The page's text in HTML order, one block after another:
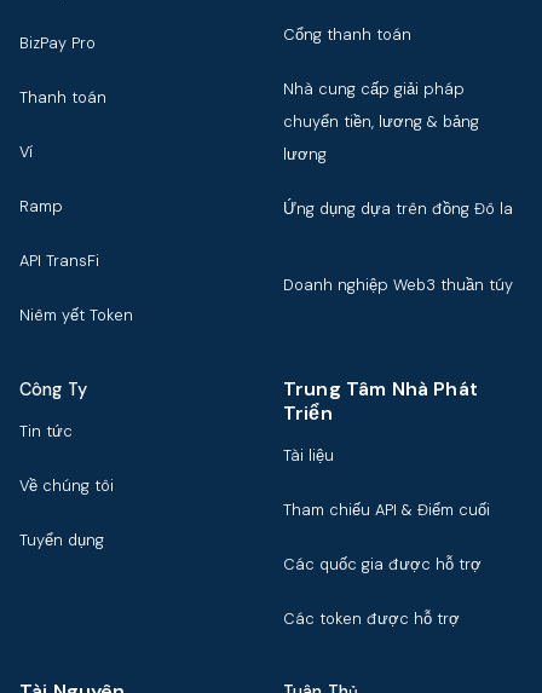
BizPay Pro
Thanh toán
Ví
Ramp
API TransFi
Niêm yết Token
Cổng thanh toán
Nhà cung cấp giải pháp
chuyển tiền, lương & bảng
lương
Ứng dụng dựa trên đồng Đô la
Doanh nghiệp Web3 thuần túy
Công Ty
Tin tức
Về chúng tôi
Tuyển dụng
Trung Tâm Nhà Phát
Triển
Tài liệu
Tham chiếu API & Điểm cuối
Các quốc gia được hỗ trợ
Các token được hỗ trợ